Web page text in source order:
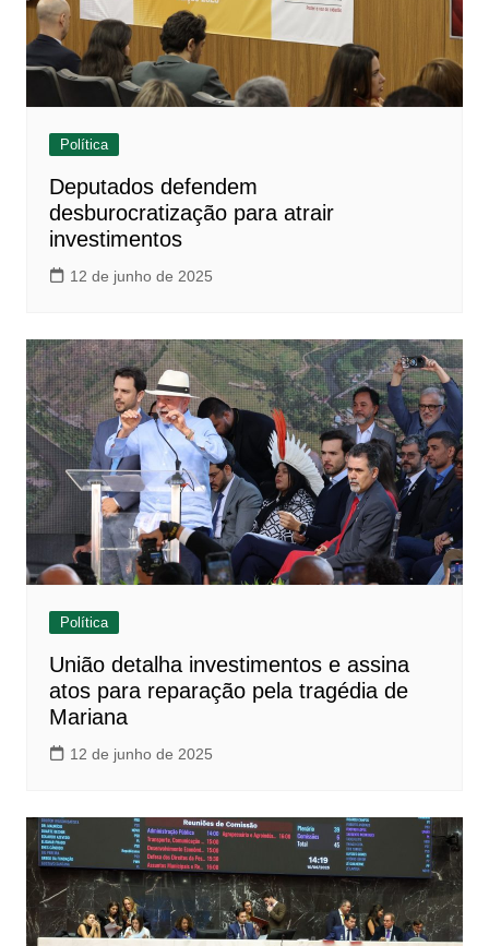
Política
Deputados defendem
desburocratização para atrair
investimentos
12 de junho de 2025
Política
União detalha investimentos e assina
atos para reparação pela tragédia de
Mariana
12 de junho de 2025